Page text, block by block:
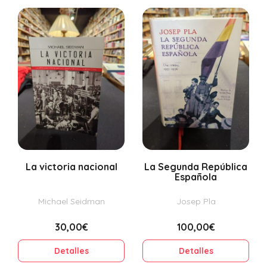
La victoria nacional
Michael Seidman
30,00€
Detalles
La Segunda República
Española
Josep Pla
100,00€
Detalles